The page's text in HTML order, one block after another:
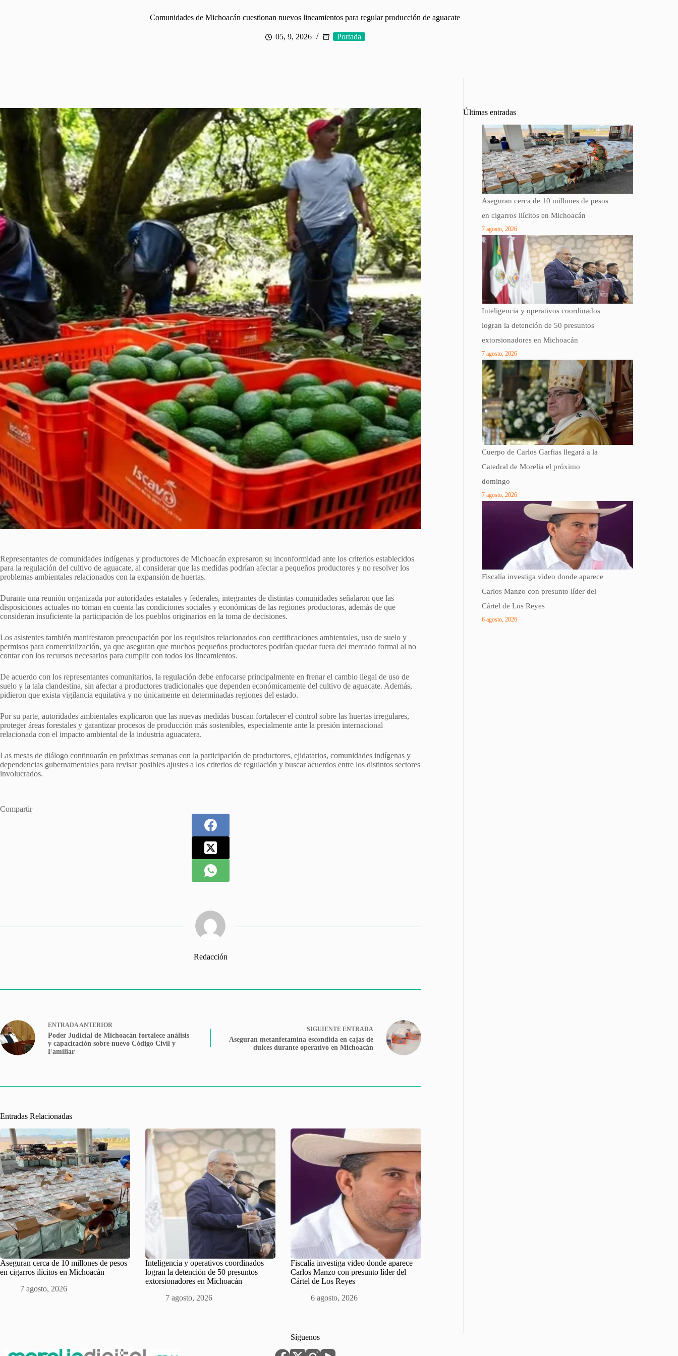
Comunidades de Michoacán cuestionan nuevos lineamientos para regular producción de aguacate
05, 9, 2026 Portada
Representantes de comunidades indígenas y productores de Michoacán expresaron su inconformidad ante los criterios establecidos
para la regulación del cultivo de aguacate, al considerar que las medidas podrían afectar a pequeños productores y no resolver los
problemas ambientales relacionados con la expansión de huertas.
Durante una reunión organizada por autoridades estatales y federales, integrantes de distintas comunidades señalaron que las
disposiciones actuales no toman en cuenta las condiciones sociales y económicas de las regiones productoras, además de que
consideran insuficiente la participación de los pueblos originarios en la toma de decisiones.
Los asistentes también manifestaron preocupación por los requisitos relacionados con certificaciones ambientales, uso de suelo y
permisos para comercialización, ya que aseguran que muchos pequeños productores podrían quedar fuera del mercado formal al no
contar con los recursos necesarios para cumplir con todos los lineamientos.
De acuerdo con los representantes comunitarios, la regulación debe enfocarse principalmente en frenar el cambio ilegal de uso de
suelo y la tala clandestina, sin afectar a productores tradicionales que dependen económicamente del cultivo de aguacate. Además,
pidieron que exista vigilancia equitativa y no únicamente en determinadas regiones del estado.
Por su parte, autoridades ambientales explicaron que las nuevas medidas buscan fortalecer el control sobre las huertas irregulares,
proteger áreas forestales y garantizar procesos de producción más sostenibles, especialmente ante la presión internacional
relacionada con el impacto ambiental de la industria aguacatera.
Las mesas de diálogo continuarán en próximas semanas con la participación de productores, ejidatarios, comunidades indígenas y
dependencias gubernamentales para revisar posibles ajustes a los criterios de regulación y buscar acuerdos entre los distintos sectores
involucrados.
Compartir
Redacción
ENTRADA ANTERIOR
Poder Judicial de Michoacán fortalece análisis
y capacitación sobre nuevo Código Civil y
Familiar
SIGUIENTE ENTRADA
Aseguran metanfetamina escondida en cajas de
dulces durante operativo en Michoacán
Entradas Relacionadas
Aseguran cerca de 10 millones de pesos
en cigarros ilícitos en Michoacán
7 agosto, 2026
Inteligencia y operativos coordinados
logran la detención de 50 presuntos
extorsionadores en Michoacán
7 agosto, 2026
Fiscalía investiga video donde aparece
Carlos Manzo con presunto líder del
Cártel de Los Reyes
6 agosto, 2026
Últimas entradas
Aseguran cerca de 10 millones de pesos
en cigarros ilícitos en Michoacán
7 agosto, 2026
Inteligencia y operativos coordinados
logran la detención de 50 presuntos
extorsionadores en Michoacán
7 agosto, 2026
Cuerpo de Carlos Garfias llegará a la
Catedral de Morelia el próximo
domingo
7 agosto, 2026
Fiscalía investiga video donde aparece
Carlos Manzo con presunto líder del
Cártel de Los Reyes
6 agosto, 2026
Síguenos